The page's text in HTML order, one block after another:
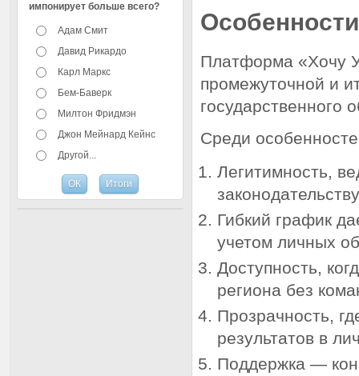
импонирует больше всего?
Адам Смит
Давид Рикардо
Карл Маркс
Бем-Баверк
Милтон Фридмэн
Джон Мейнард Кейнс
Другой...
Платформа «Хочу
промежуточной и
государственного
Среди
Легитимность,
Гибкий график
учетом личных
Доступность,
региона без
Прозрачность,
результатов в
Поддержка —